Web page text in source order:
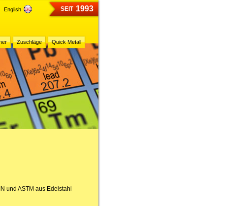
English SEIT 1993
Zuschläge Quick Metall
und ASTM aus Edelstahl